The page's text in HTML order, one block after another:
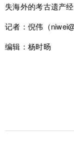
失海外的考古遗产
记者：倪伟（
编辑：杨时旸